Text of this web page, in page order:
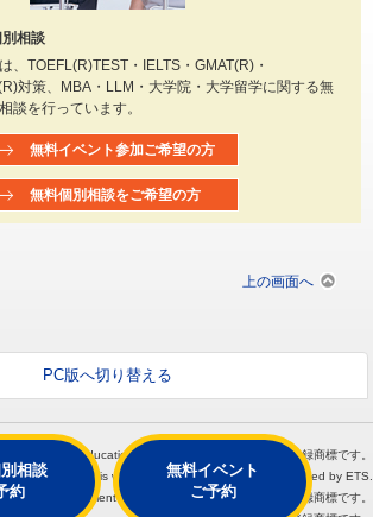
相談
約
無料イベント
ご予約
相談
、TOEFL(R)TEST・IELTS・GMAT(R)・
対策、MBA・LLM・大学院・大学留学に関する無
談を行っています。
無料イベント参加ご希望の方
無料個別相談をご希望の方
上の画面へ
PC版へ切り替える
TOEIC®は、Educational Testing Service（ETS）の登録商標です。
This web page is not endorsed or approved by ETS.
Management Admission Council（GMAC）の登録商標です。